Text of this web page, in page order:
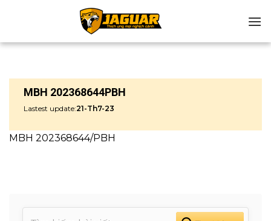
MBH 202368644PBH
Lastest update:21-Th7-23
MBH 202368644/PBH